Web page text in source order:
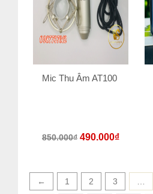
Mic Thu Âm AT100
850.000₫ 490.000₫
← 1 2 3